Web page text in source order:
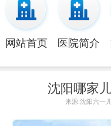
网站首页 医院简介
沈阳哪家
来源:沈阳六一